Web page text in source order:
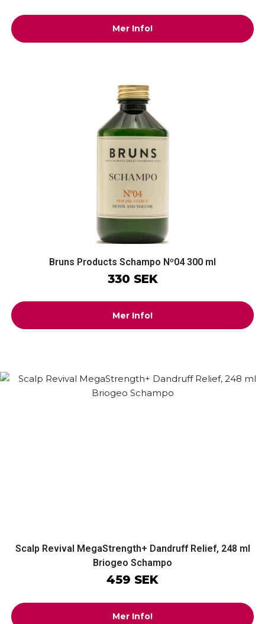
Mer Info!
Bruns Products Schampo Nº04 300 ml
330 SEK
Mer Info!
Scalp Revival MegaStrength+ Dandruff Relief, 248 ml
Briogeo Schampo
459 SEK
Mer Info!